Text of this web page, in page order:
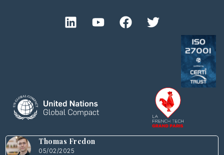
Thomas Fredon
05/02/2025